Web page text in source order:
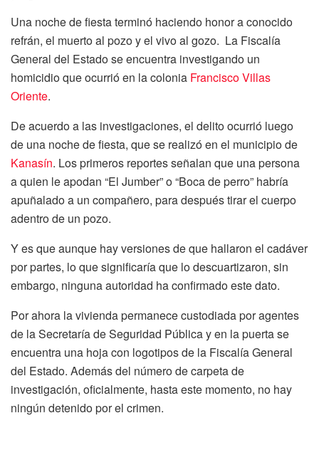
Una noche de fiesta terminó haciendo honor a conocido
refrán, el muerto al pozo y el vivo al gozo. La Fiscalía
General del Estado se encuentra investigando un
homicidio que ocurrió en la colonia Francisco Villas
Oriente.
De acuerdo a las investigaciones, el delito ocurrió luego
de una noche de fiesta, que se realizó en el municipio de
Kanasín. Los primeros reportes señalan que una persona
a quien le apodan “El Jumber” o “Boca de perro” habría
apuñalado a un compañero, para después tirar el cuerpo
adentro de un pozo.
Y es que aunque hay versiones de que hallaron el cadáver
por partes, lo que significaría que lo descuartizaron, sin
embargo, ninguna autoridad ha confirmado este dato.
Por ahora la vivienda permanece custodiada por agentes
de la Secretaría de Seguridad Pública y en la puerta se
encuentra una hoja con logotipos de la Fiscalía General
del Estado. Además del número de carpeta de
investigación, oficialmente, hasta este momento, no hay
ningún detenido por el crimen.